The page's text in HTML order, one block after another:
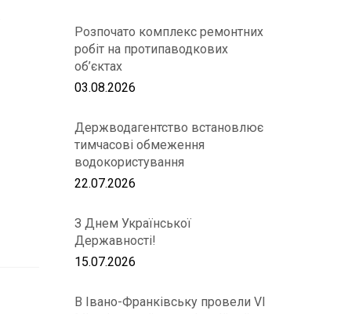
Розпочато комплекс ремонтних
робіт на протипаводкових
об’єктах
03.08.2026
Держводагентство встановлює
тимчасові обмеження
водокористування
22.07.2026
З Днем Української
Державності!
15.07.2026
В Івано-Франківську провели VІ